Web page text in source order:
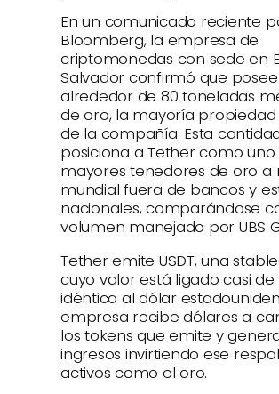
En un comunicado reciente
Bloomberg, la empresa de
criptomonedas con sede en
Salvador confirmó que posee
alrededor de 80 toneladas
de oro, la mayoría
de la compañía. Esta
posiciona a Tether como uno
mayores tenedores de oro a
mundial fuera de bancos y
nacionales, comparándose
volumen manejado por UBS
Tether emite USDT, una
cuyo valor está ligado casi
idéntica al dólar
empresa recibe dólares a
los tokens que emite y
ingresos invirtiendo ese
activos como el oro.